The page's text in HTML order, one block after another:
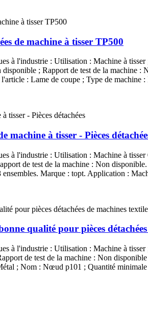
de machine à tisser TP500
à l'industrie : Utilisation : Machine à
; Rapport de test de la machine
: Lame de coupe ; Type de machine
à tisser - Pièces
à l'industrie : Utilisation : Machine à
de test de la machine : Non
Marque : topt. Application :
qualité pour pièces
à l'industrie : Utilisation : Machine à
de test de la machine : Non
; Nom : Nœud p101 ; Quantité